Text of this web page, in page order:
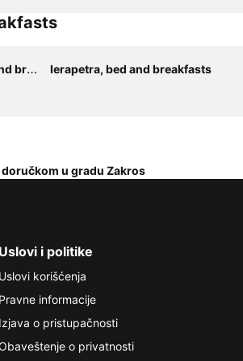
Ierapetra, bed and breakfasts
doručkom u gradu Zakros
Uslovi i politike
Uslovi korišćenja
Pravne informacije
Izjava o pristupačnosti
o privatnosti